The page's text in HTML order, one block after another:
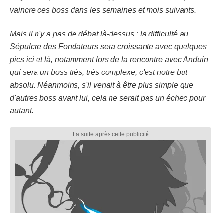
vaincre ces boss dans les semaines et mois suivants.
Mais il n'y a pas de débat là-dessus : la difficulté au
Sépulcre des Fondateurs sera croissante avec quelques
pics ici et là, notamment lors de la rencontre avec Anduin
qui sera un boss très, très complexe, c'est notre but
absolu. Néanmoins, s'il venait à être plus simple que
d'autres boss avant lui, cela ne serait pas un échec pour
autant.